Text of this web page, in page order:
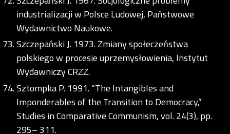
industrializacji w Polsce Ludowej, Państwowe
Wydawnictwo Naukowe.
Szczepański J. 1973. Zmiany społeczeństwa
polskiego w procesie uprzemysłowienia, Instytut
Wydawniczy CRZZ.
Sztompka P. 1991. “The Intangibles and
Imponderables of the Transition to Democracy,”
Studies in Comparative Communism, vol. 24(3), pp.
295– 311.